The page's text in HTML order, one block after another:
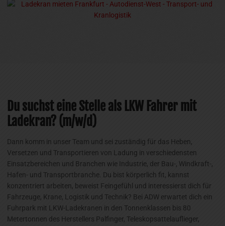
Du suchst eine Stelle als LKW Fahrer mit
Ladekran? (m/w/d)
Dann komm in unser Team und sei zuständig für das Heben,
Versetzen und Transportieren von Ladung in verschiedensten
Einsatzbereichen und Branchen wie Industrie, der Bau-, Windkraft-,
Hafen- und Transportbranche. Du bist körperlich fit, kannst
konzentriert arbeiten, beweist Feingefühl und interessierst dich für
Fahrzeuge, Krane, Logistik und Technik? Bei ADW erwartet dich ein
Fuhrpark mit LKW-Ladekranen in den Tonnenklassen bis 80
Metertonnen des Herstellers Palfinger, Teleskopsattelauflieger,